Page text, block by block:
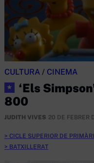
CULTURA / CINEMA
★
‘Els
800
JUDITH VIVES 20 DE FEBRER
CICLE SUPERIOR DE
BATXILLERAT